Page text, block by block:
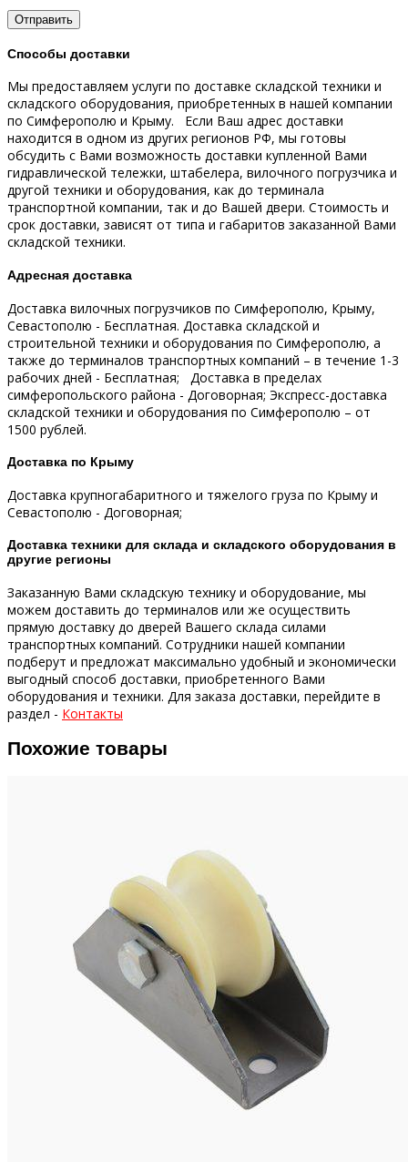
Способы доставки
Мы предоставляем услуги по доставке складской техники и
складского оборудования, приобретенных в нашей компании
по Симферополю и Крыму.
Если Ваш адрес доставки
находится в одном из других регионов РФ, мы готовы
обсудить с Вами возможность доставки купленной Вами
гидравлической тележки, штабелера, вилочного погрузчика и
другой техники и оборудования, как до терминала
транспортной компании, так и до Вашей двери. Стоимость и
срок доставки, зависят от типа и габаритов заказанной Вами
складской техники.
Адресная доставка
Доставка вилочных погрузчиков по Симферополю, Крыму,
Севастополю - Бесплатная. Доставка складской и
строительной техники и оборудования по Симферополю, а
также до терминалов транспортных компаний – в течение 1-3
рабочих дней - Бесплатная; Доставка в пределах
симферопольского района - Договорная; Экспресс-доставка
складской техники и оборудования по Симферополю – от
1500 рублей.
Доставка по Крыму
Доставка крупногабаритного и тяжелого груза по Крыму и
Севастополю - Договорная;
Доставка техники для склада и складского оборудования в
другие регионы
Заказанную Вами складскую технику и оборудование, мы
можем доставить до терминалов или же осуществить
прямую доставку до дверей Вашего склада силами
транспортных компаний. Сотрудники нашей компании
подберут и предложат максимально удобный и экономически
выгодный способ доставки, приобретенного Вами
оборудования и техники. Для заказа доставки, перейдите в
раздел - Контакты
Похожие товары